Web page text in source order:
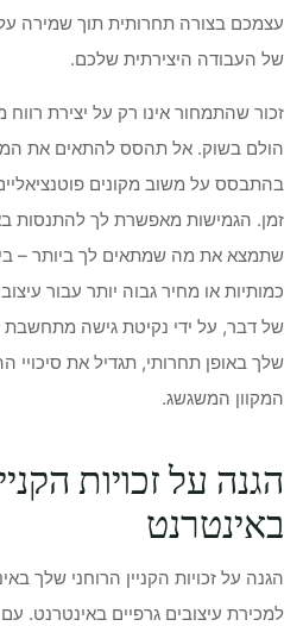
עצמכם בצורה תחרותית תוך שמירה
של העבודה היצירתית שלכם.
זכור שהתמחור אינו רק על יצירת
הולם בשוק. אל תהסס להתאים את
בהתבסס על משוב מקונים
זמן. הגמישות מאפשרת לך להתנסות
שתמצא את מה שמתאים לך ביותר –
כמותיות או מחיר גבוה יותר עבור
של דבר, על ידי נקיטת גישה מתחשבת
שלך באופן תחרותי, תגדיל את
המקוון המשגשג.
הגנה על זכויות
באינטרנט
הגנה על זכויות הקניין הרוחני שלך
למכירת עיצובים גרפיים באינטרנט.